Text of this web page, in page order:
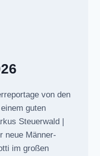
von den
guten
Steuerwald |
neue Männer-
im großen